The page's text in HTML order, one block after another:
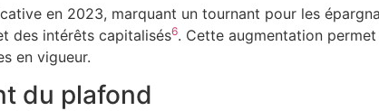
en 2023, marquant un tournant pour les
des intérêts capitalisés6. Cette augmentation
en vigueur.
du plafond